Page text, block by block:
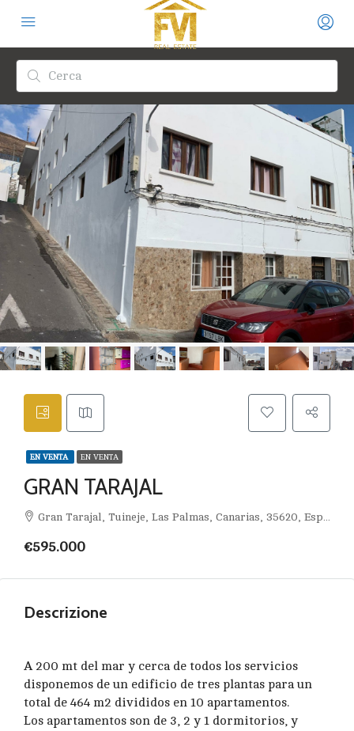
EN VENTA EN VENTA
GRAN TARAJAL
Gran Tarajal, Tuineje, Las Palmas, Canarias, 35620, España
€595.000
Descrizione
A 200 mt del mar y cerca de todos los servicios
disponemos de un edificio de tres plantas para un
total de 464 m2 divididos en 10 apartamentos.
Los apartamentos son de 3, 2 y 1 dormitorios, y